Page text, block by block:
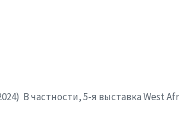
В частности, 5-я выставка West